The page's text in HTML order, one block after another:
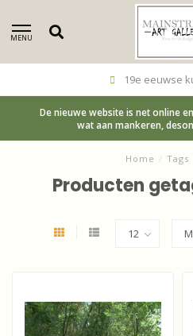
MENU
19e eeuwse
De nieuwe website is net online
wat aan mankeren,
Home / Tags
Producten